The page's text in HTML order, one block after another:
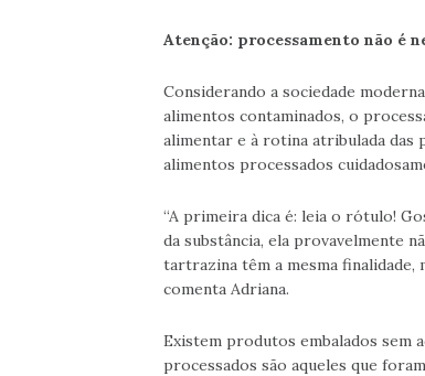
Atenção: processamento não é
Considerando a sociedade
alimentos contaminados, o
alimentar e à rotina atribulada das
alimentos processados
“A primeira dica é: leia o rótulo!
da substância, ela provavelmente
tartrazina têm a mesma finalidade,
comenta Adriana.
Existem produtos embalados sem
processados são aqueles que